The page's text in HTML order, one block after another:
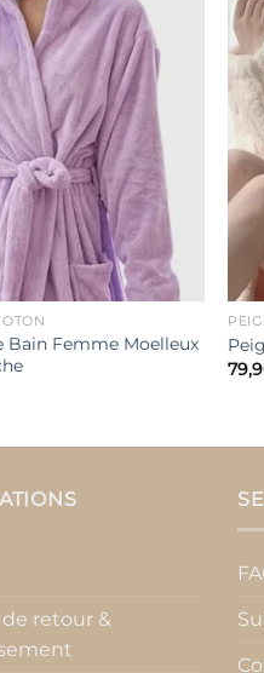
Ajouter
à la liste
de
souhaits
Bain Femme Moelleux
retour &